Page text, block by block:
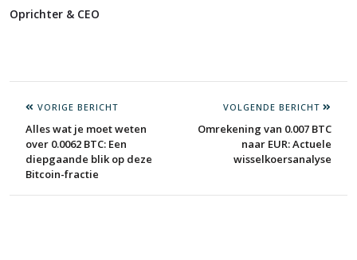
Oprichter & CEO
VORIGE BERICHT
Alles wat je moet weten
over 0.0062 BTC: Een
diepgaande blik op deze
Bitcoin-fractie
VOLGENDE BERICHT
Omrekening van 0.007 BTC
naar EUR: Actuele
wisselkoersanalyse